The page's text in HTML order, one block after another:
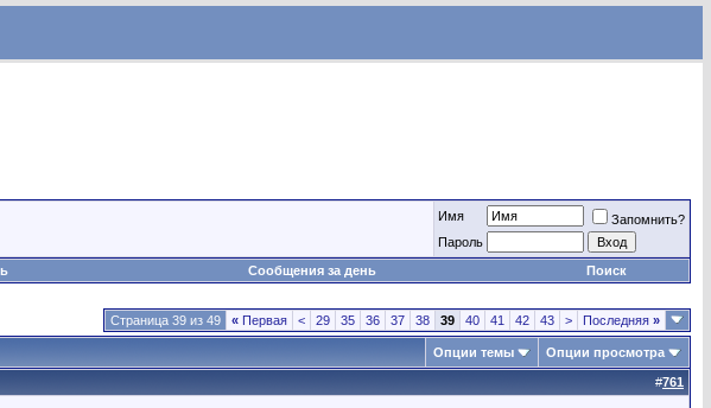
Имя
Запомнить?
Пароль
Сообщения за день Поиск
Страница 39 из 49 « Первая < 29 35 36 37 38 39 40 41 42 43 > Последняя »
Опции темы Опции просмотра
#761